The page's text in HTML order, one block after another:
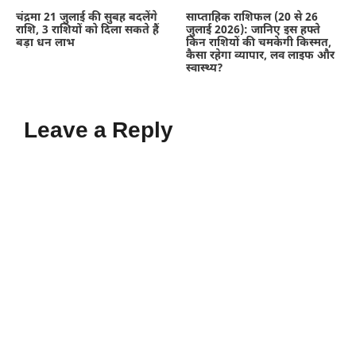
चंद्रमा 21 जुलाई की सुबह बदलेंगे
राशि, 3 राशियों को दिला सकते हैं
बड़ा धन लाभ
साप्ताहिक राशिफल (20 से 26
जुलाई 2026): जानिए इस हफ्ते
किन राशियों की चमकेगी किस्मत,
कैसा रहेगा व्यापार, लव लाइफ और
स्वास्थ्य?
Leave a Reply